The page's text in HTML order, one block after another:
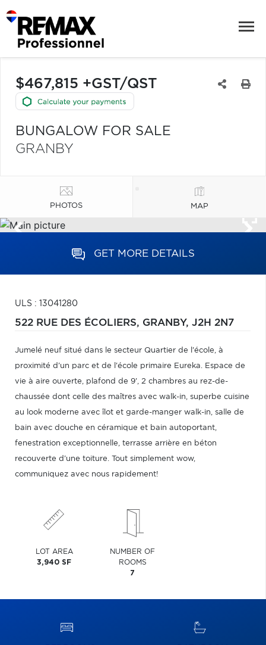
$467,815 +GST/QST
BUNGALOW FOR SALE
GRANBY
PHOTOS MAP
GET MORE DETAILS
ULS : 13041280
522 RUE DES ÉCOLIERS, GRANBY, J2H 2N7
Jumelé neuf situé dans le secteur Quartier de l'école, à
proximité d'un parc et de l'école primaire Eureka. Espace de
vie à aire ouverte, plafond de 9', 2 chambres au rez-de-
chaussée dont celle des maîtres avec walk-in, superbe cuisine
au look moderne avec îlot et garde-manger walk-in, salle de
bain avec douche en céramique et bain autoportant,
fenestration exceptionnelle, terrasse arrière en béton
recouverte d'une toiture. Tout simplement wow,
communiquez avec nous rapidement!
LOT AREA
3,940 SF
NUMBER OF
ROOMS
7